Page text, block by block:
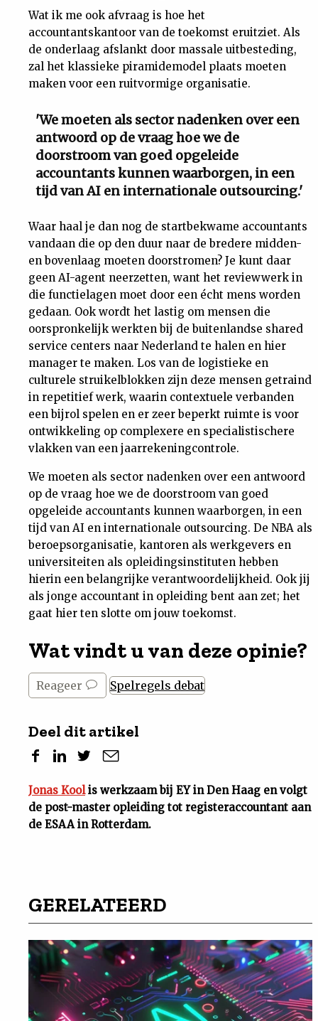
Wat ik me ook afvraag is hoe het
accountantskantoor van de toekomst eruitziet. Als
de onderlaag afslankt door massale uitbesteding,
zal het klassieke piramidemodel plaats moeten
maken voor een ruitvormige organisatie.
'We moeten als sector nadenken over een
antwoord op de vraag hoe we de
doorstroom van goed opgeleide
accountants kunnen waarborgen, in een
tijd van AI en internationale outsourcing.'
Waar haal je dan nog de startbekwame accountants
vandaan die op den duur naar de bredere midden-
en bovenlaag moeten doorstromen? Je kunt daar
geen AI-agent neerzetten, want het reviewwerk in
die functielagen moet door een écht mens worden
gedaan. Ook wordt het lastig om mensen die
oorspronkelijk werkten bij de buitenlandse shared
service centers naar Nederland te halen en hier
manager te maken. Los van de logistieke en
culturele struikelblokken zijn deze mensen getraind
in repetitief werk, waarin contextuele verbanden
een bijrol spelen en er zeer beperkt ruimte is voor
ontwikkeling op complexere en specialistischere
vlakken van een jaarrekeningcontrole.
We moeten als sector nadenken over een antwoord
op de vraag hoe we de doorstroom van goed
opgeleide accountants kunnen waarborgen, in een
tijd van AI en internationale outsourcing. De NBA als
beroepsorganisatie, kantoren als werkgevers en
universiteiten als opleidingsinstituten hebben
hierin een belangrijke verantwoordelijkheid. Ook jij
als jonge accountant in opleiding bent aan zet; het
gaat hier ten slotte om jouw toekomst.
Wat vindt u van deze opinie?
Reageer Spelregels debat
Deel dit artikel
Jonas Koolis werkzaam bij EY in Den Haag en volgt
de post-master opleiding tot registeraccountant aan
de ESAA in Rotterdam.
GERELATEERD